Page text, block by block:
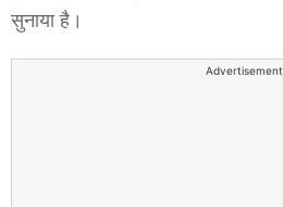
सुनाया है।
Advertisement